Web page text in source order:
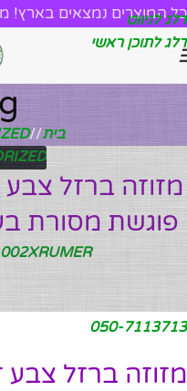
דלג לניווט
דלג לתוכן ראשי
כל המוצרים נמצאים בארץ!
בית/
פוגשת מסורת
002XRUMER
050-7113713